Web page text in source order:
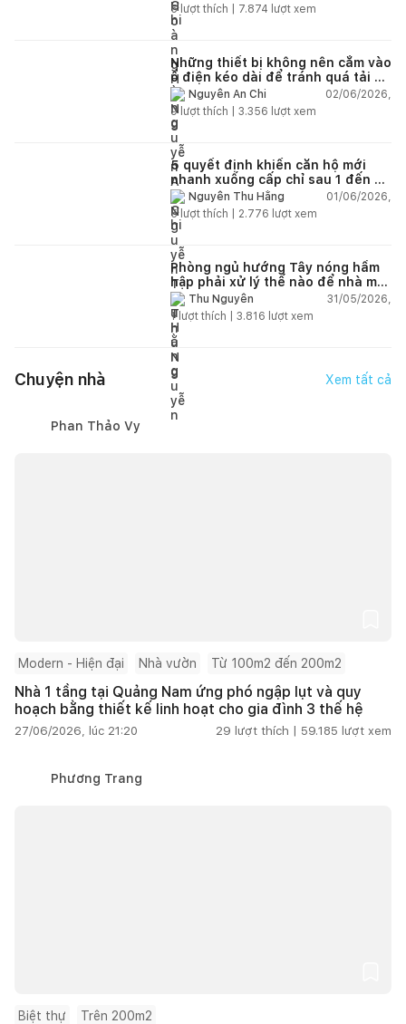
5lượt thích | 7.874 lượt xem
Những thiết bị không nên cắm vào
ổ điện kéo dài để tránh quá tải và
chập cháy trong nhà
Nguyễn An Chi
02/06/2026,
9lượt thích | 3.356 lượt xem
5 quyết định khiến căn hộ mới
nhanh xuống cấp chỉ sau 1 đến 2
nămNguyễn Thu Hằng
01/06/2026,
5lượt thích | 2.776 lượt xem
Phòng ngủ hướng Tây nóng hầm
hập phải xử lý thế nào để nhà mát
hơn?Thu Nguyễn
31/05/2026,
1lượt thích | 3.816 lượt xem
Chuyện nhà Xem tất cả
Phan Thảo Vy
Modern - Hiện đại Nhà vườn Từ 100m2 đến 200m2
Nhà 1 tầng tại Quảng Nam ứng phó ngập lụt và quy
hoạch bằng thiết kế linh hoạt cho gia đình 3 thế hệ
27/06/2026, lúc 21:20 29 lượt thích | 59.185 lượt xem
Phương Trang
Biệt thự Trên 200m2